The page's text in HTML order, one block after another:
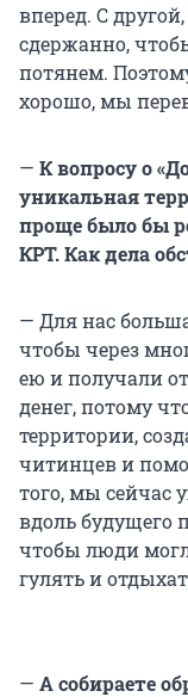
вперед. С
сдержанно,
потянем.
хорошо, мы
— К вопросу о
уникальная
проще было бы
КРТ. Как дела
— Для нас
чтобы через
ею и получали
денег, потому
территории,
читинцев и
того, мы сейчас
вдоль будущего
чтобы люди
гулять и
— А собираете